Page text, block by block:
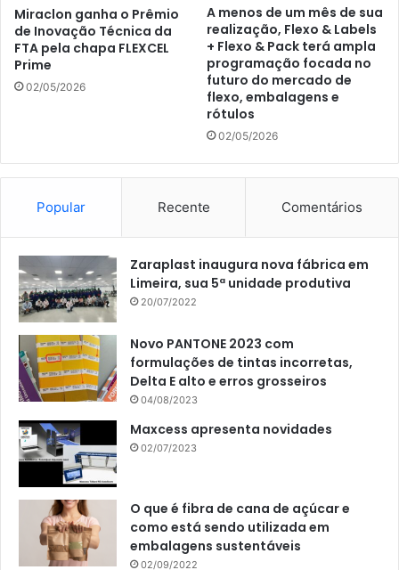
Miraclon ganha o Prêmio
de Inovação Técnica da
FTA pela chapa FLEXCEL
Prime
02/05/2026
A menos de um mês de sua
realização, Flexo & Labels
+ Flexo & Pack terá ampla
programação focada no
futuro do mercado de
flexo, embalagens e
rótulos
02/05/2026
Popular Recente Comentários
Zaraplast inaugura nova fábrica em
Limeira, sua 5ª unidade produtiva
20/07/2022
Novo PANTONE 2023 com
formulações de tintas incorretas,
Delta E alto e erros grosseiros
04/08/2023
Maxcess apresenta novidades
02/07/2023
O que é fibra de cana de açúcar e
como está sendo utilizada em
embalagens sustentáveis
02/09/2022